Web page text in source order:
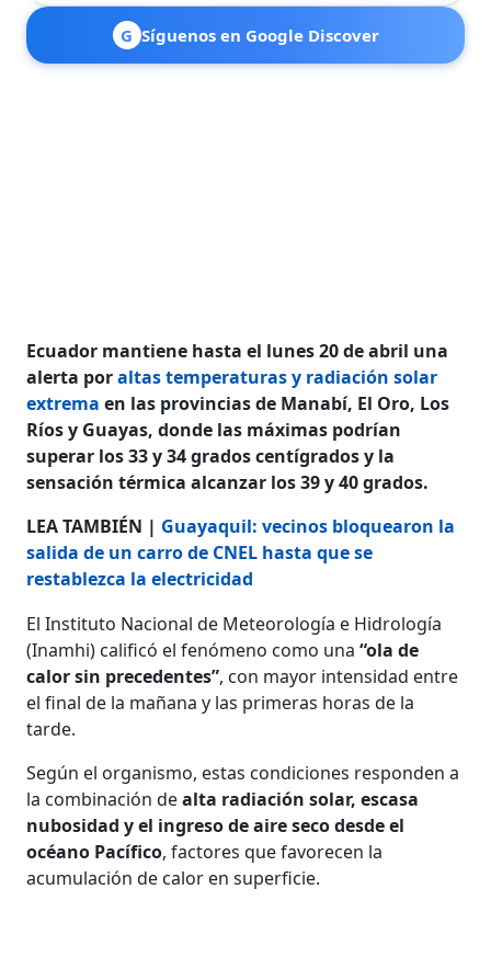
G Síguenos en Google Discover
Ecuador mantiene hasta el lunes 20 de abril una
alerta poraltas temperaturas y radiación solar
extrema en las provincias de Manabí, El Oro, Los
Ríos y Guayas, donde las máximas podrían
superar los 33 y 34 grados centígrados y la
sensación térmica alcanzar los 39 y 40 grados.
LEA TAMBIÉN | Guayaquil: vecinos bloquearon la
salida de un carro de CNEL hasta que se
restablezca la electricidad
El Instituto Nacional de Meteorología e Hidrología
(Inamhi) calificó el fenómeno como una“ola de
calor sin precedentes”, con mayor intensidad entre
el final de la mañana y las primeras horas de la
tarde.
Según el organismo, estas condiciones responden a
la combinación dealta radiación solar, escasa
nubosidad y el ingreso de aire seco desde el
océano Pacífico, factores que favorecen la
acumulación de calor en superficie.